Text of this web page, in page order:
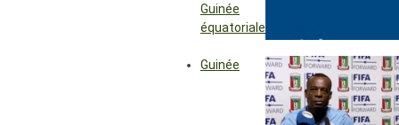
Guinée
équatoriale
Guinée